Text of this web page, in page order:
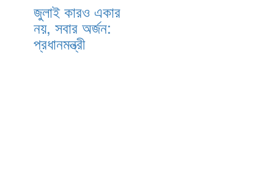
জুলাই কারও একার
নয়, সবার অর্জন:
প্রধানমন্ত্রী